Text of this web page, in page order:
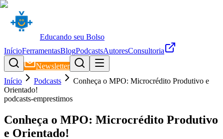
Educando seu Bolso
InícioFerramentasBlogPodcastsAutoresConsultoria
Newsletter
Início
Podcasts
Conheça o MPO: Microcrédito Produtivo e
Orientado!
podcasts-emprestimos
Conheça o MPO: Microcrédito Produtivo
e Orientado!